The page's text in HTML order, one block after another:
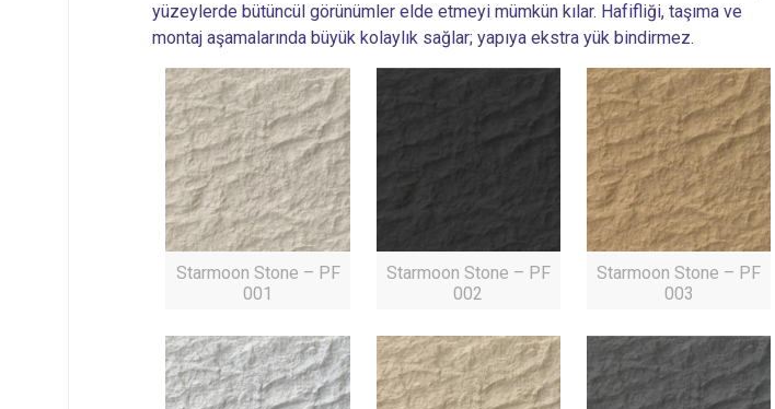
yüzeylerde bütüncül görünümler elde etmeyi mümkün kılar. Hafifliği, taşıma ve
montaj aşamalarında büyük kolaylık sağlar; yapıya ekstra yük bindirmez.
Starmoon Stone – PF
001
Starmoon Stone – PF
002
Starmoon Stone – PF
003